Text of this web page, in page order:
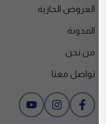
العروض الجارية
المدونة
من نحن
تواصل معنا